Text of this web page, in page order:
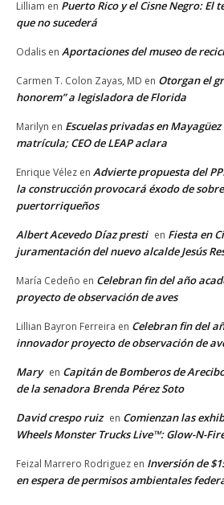
Lilliam en Puerto Rico y el Cisne Negro: El
que no sucederá
Odalis en Aportaciones del museo de
Carmen T. Colon Zayas, MD en Otorgan el
honorem” a legisladora de Florida
Marilyn en Escuelas privadas en
matrícula; CEO de LEAP aclara
Enrique Vélez en Advierte propuesta del
la construcción provocará éxodo de
puertorriqueños
Albert Acevedo Díaz presti en Fiesta en
juramentación del nuevo alcalde Jesús
María Cedeño en Celebran fin del año
proyecto de observación de aves
Lillian Bayron Ferreira en Celebran fin del
innovador proyecto de observación de
Mary en Capitán de Bomberos de
de la senadora Brenda Pérez Soto
David crespo ruiz en Comienzan las
Wheels Monster Trucks Live™: Glow-N-
Feizal Marrero Rodriguez en Inversión de
en espera de permisos ambientales